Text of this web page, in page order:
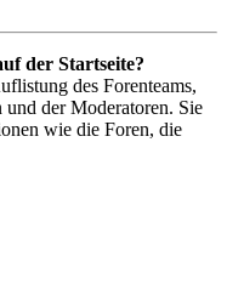
der Startseite?
des Forenteams,
der Moderatoren. Sie
wie die Foren, die